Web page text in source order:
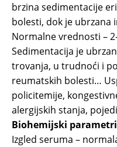
brzina sedimentacije
bolesti, dok je ubrzana
Normalne vrednosti –
Sedimentacija je
trovanja, u trudnoći i
reumatskih bolesti…
policitemije,
alergijskih stanja,
Biohemijski
Izgled seruma –